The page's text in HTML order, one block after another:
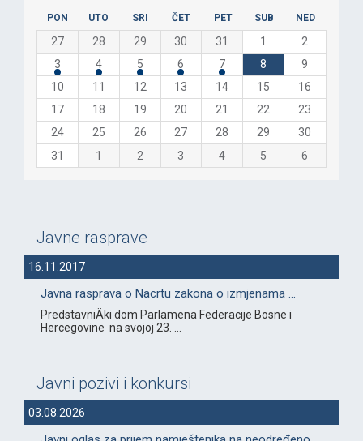
PON UTO SRI ČET PET SUB NED
27 28 29 30 31 1
2
3
4 5 6 7 8
9
10
11 12 13 14 15
16
17
18 19 20 21 22
23
24
25 26 27 28 29
30
31
1 2 3 4 5 6
Javne rasprave
16.11.2017
Javna rasprava o Nacrtu zakona o izmjenama ...
PredstavniÄki dom Parlamena Federacije Bosne i
Hercegovine na svojoj 23. ...
Javni pozivi i konkursi
03.08.2026